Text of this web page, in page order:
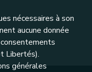
nécessaires à son
aucune donnée
Libertés).
générales